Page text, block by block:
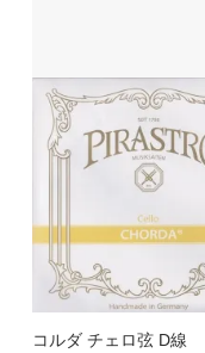
コルダ チェロ弦 D線